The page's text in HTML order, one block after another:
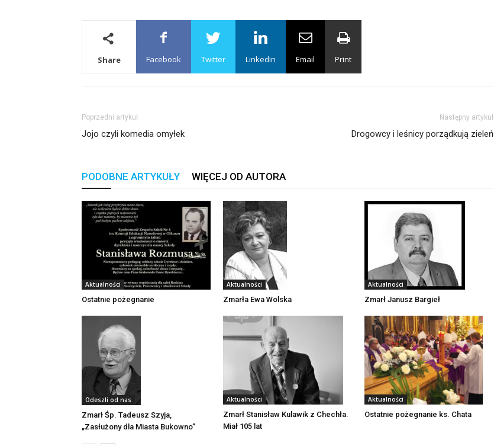
Share Facebook Twitter Linkedin Email Print
Poprzedni artykuł
Jojo czyli komedia omyłek
Następny artykuł
Drogowcy i leśnicy porządkują zieleń
PODOBNE ARTYKUŁY WIĘCEJ OD AUTORA
Aktualności
Ostatnie pożegnanie
Aktualności
Zmarła Ewa Wolska
Aktualności
Zmarł Janusz Bargieł
Odeszli od nas
Zmarł Śp. Tadeusz Szyja,
„Zasłużony dla Miasta Bukowno”
Aktualności
Zmarł Stanisław Kulawik z Chechła.
Miał 105 lat
Aktualności
Ostatnie pożegnanie ks. Chata